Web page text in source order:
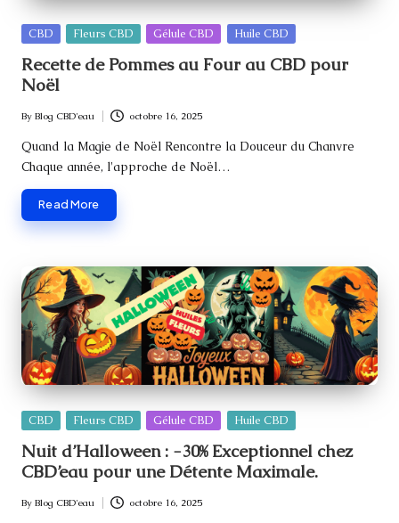
Posted
CBD Fleurs CBD Gélule CBD Huile CBD
Recette de Pommes au Four au CBD pour
Noël
Posted
by
By Blog CBD'eau octobre 16, 2025
Quand la Magie de Noël Rencontre la Douceur du Chanvre
Chaque année, l'approche de Noël…
Read More
Posted
CBD Fleurs CBD Gélule CBD Huile CBD
Nuit d’Halloween : -30% Exceptionnel chez
CBD’eau pour une Détente Maximale.
Posted
By Blog CBD'eau octobre 16, 2025